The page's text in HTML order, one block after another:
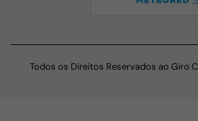
Todos os Direitos Reservados ao Giro